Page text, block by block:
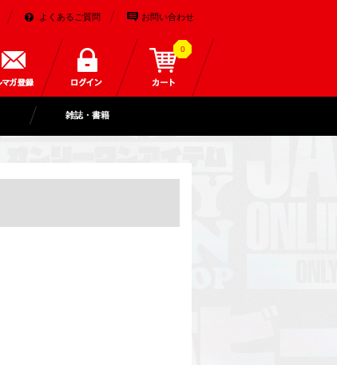
よくあるご質問 お問い合わせ
0
雑誌・書籍